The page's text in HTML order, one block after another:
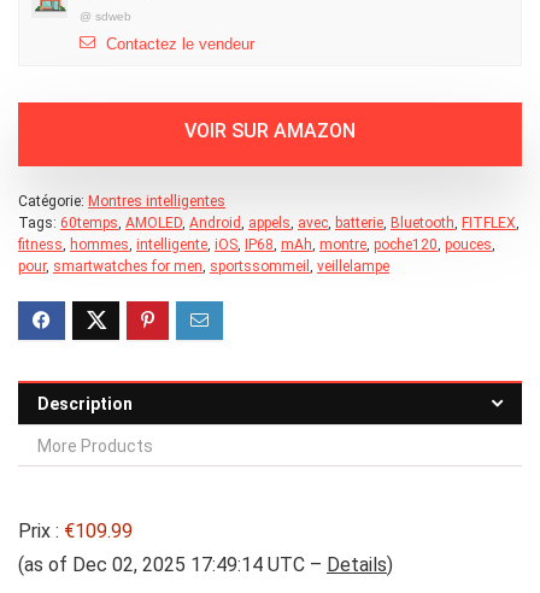
@ sdweb
Contactez le vendeur
Catégorie: Montres intelligentes
Tags: 60temps AMOLED Android appels avec batterie Bluetooth FITFLEX
fitness
hommes intelligente iOS IP68 mAh montre poche120 pouces
pour, smartwatches for men sportssommeil veillelampe
Description
More Products
Prix : €109.99
(as of Dec 02, 2025 17:49:14 UTC – Details)